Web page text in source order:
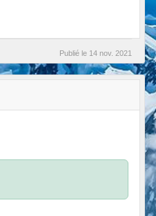
Publié le 14 nov. 2021